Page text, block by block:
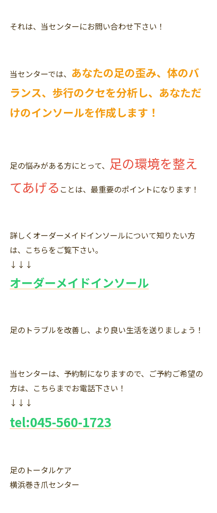
それは、当センターにお問い合わせ下さい！
当センターでは、 あなたの足の歪み、体のバ
ランス、歩行のクセを分析し、あなただ
けのインソールを作成します！
足の悩みがある方にとって、 足の環境を整え
てあげる ことは、最重要のポイントになります！
詳しくオーダーメイドインソールについて知りたい方
は、こちらをご覧下さい。
↓↓↓
オーダーメイドインソール
足のトラブルを改善し、より良い生活を送りましょう！
当センターは、予約制になりますので、ご予約ご希望の
方は、こちらまでお電話下さい！
↓↓↓
tel:045-560-1723
足のトータルケア
横浜巻き爪センター